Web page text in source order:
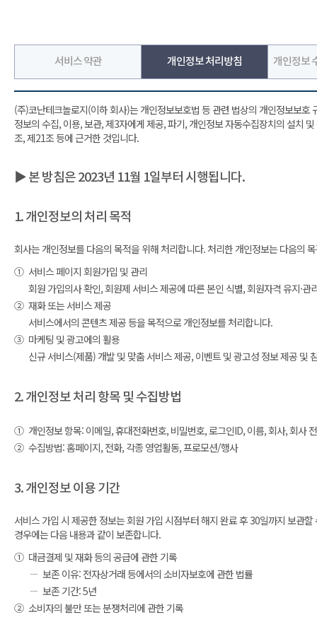
서비스 약관 개인정보 처리방침 개인정보
(주)코난테크놀로지(이하 회사)는 개인정보보호법 등 관련 법상의 개인정보보
정보의 수집, 이용, 보관, 제3자에게 제공, 파기, 개인정보 자동수집장치의 설치
조, 제21조 등에 근거한 것입니다.
▶ 본 방침은 2023년 11월 1일부터 시행됩니다.
1. 개인정보의 처리 목적
회사는 개인정보를 다음의 목적을 위해 처리합니다. 처리한 개인정보는 다음의
① 서비스 페이지 회원가입 및 관리
회원 가입의사 확인, 회원제 서비스 제공에 따른 본인 식별, 회원자격 유지·
② 재화 또는 서비스 제공
서비스에서의 콘텐츠 제공 등을 목적으로 개인정보를 처리합니다.
③ 마케팅 및 광고에의 활용
신규 서비스(제품) 개발 및 맞춤 서비스 제공, 이벤트 및 광고성 정보 제공
2. 개인정보 처리 항목 및 수집방법
① 개인정보 항목: 이메일, 휴대전화번호, 비밀번호, 로그인ID, 이름, 회사, 회사
② 수집방법: 홈페이지, 전화, 각종 영업활동, 프로모션/행사
3. 개인정보 이용 기간
서비스 가입 시 제공한 정보는 회원 가입 시점부터 해지 완료 후 30일까지 보관
경우에는 다음 내용과 같이 보존합니다.
① 대금결제 및 재화 등의 공급에 관한 기록
보존 이유: 전자상거래 등에서의 소비자보호에 관한 법률
보존 기간: 5년
② 소비자의 불만 또는 분쟁처리에 관한 기록